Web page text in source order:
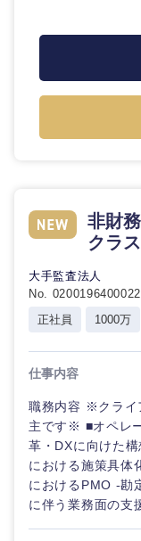
非財
クラ
大手監査法人
No.
正社員
1000万
仕事内容
職務内容 ※クライ
主です※ ■オペレ
革・DXに向けた
における施策具体
におけるPMO -勘
に伴う業務面の支